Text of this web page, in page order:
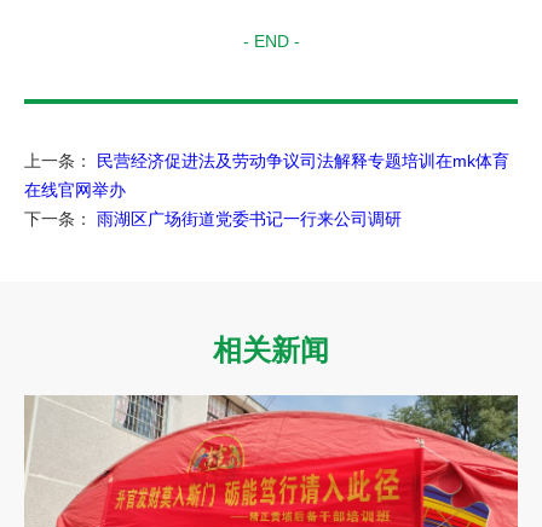
- END -
上一条：
民营经济促进法及劳动争议司法解释专题培训在mk体育
在线官网举办
下一条：
雨湖区广场街道党委书记一行来公司调研
相关新闻